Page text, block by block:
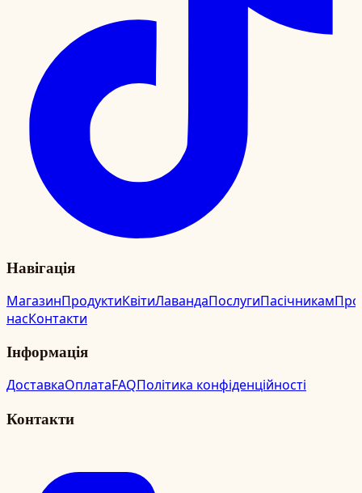
Навігація
МагазинПродуктиКвітиЛавандаПослугиПасічникамПро
насКонтакти
Інформація
ДоставкаОплатаFAQПолітика конфіденційності
Контакти